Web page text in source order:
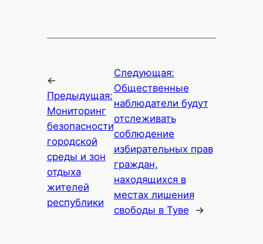
←
Предыдущая:
Мониторинг
безопасности
городской
среды и зон
отдыха
жителей
республики
Следующая:
Общественные
наблюдатели будут
отслеживать
соблюдение
избирательных прав
граждан,
находящихся в
местах лишения
свободы в Туве
→